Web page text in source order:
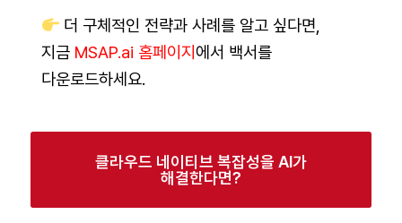
더 구체적인 전략과 사례를 알고 싶다면,
지금 MSAP.ai 홈페이지 에서 백서를
다운로드하세요.
클라우드 네이티브 복잡성을 AI가
해결한다면?